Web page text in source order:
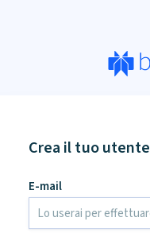
Crea il tuo utente
E-mail